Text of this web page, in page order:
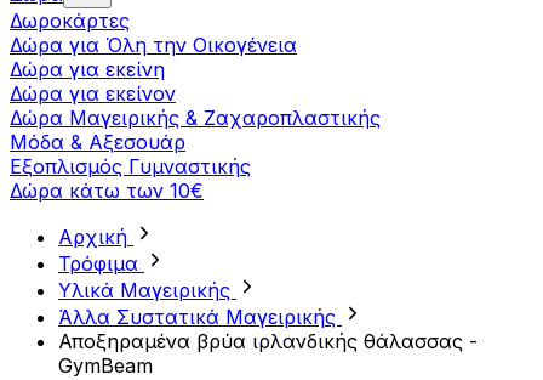
Δωροκάρτες
Δώρα για Όλη την Οικογένεια
Δώρα για εκείνη
Δώρα για εκείνον
Δώρα Μαγειρικής & Ζαχαροπλαστικής
Μόδα & Αξεσουάρ
Εξοπλισμός Γυμναστικής
Δώρα κάτω των 10€
Αρχική
Τρόφιμα
Υλικά Μαγειρικής
Άλλα Συστατικά Μαγειρικής
Αποξηραμένα βρύα ιρλανδικής θάλασσας -
GymBeam